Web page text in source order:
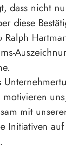
dass nicht
diese
mit
Initiativen